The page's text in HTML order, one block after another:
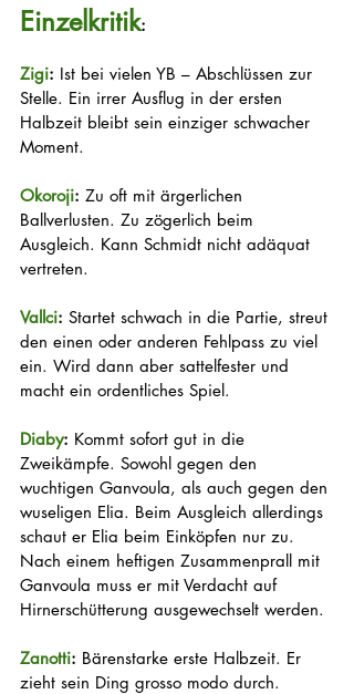
Einzelkritik:
Zigi: Ist bei vielen YB – Abschlüssen zur
Stelle. Ein irrer Ausflug in der ersten
Halbzeit bleibt sein einziger schwacher
Moment.
Okoroji: Zu oft mit ärgerlichen
Ballverlusten. Zu zögerlich beim
Ausgleich. Kann Schmidt nicht adäquat
vertreten.
Vallci: Startet schwach in die Partie, streut
den einen oder anderen Fehlpass zu viel
ein. Wird dann aber sattelfester und
macht ein ordentliches Spiel.
Diaby: Kommt sofort gut in die
Zweikämpfe. Sowohl gegen den
wuchtigen Ganvoula, als auch gegen den
wuseligen Elia. Beim Ausgleich allerdings
schaut er Elia beim Einköpfen nur zu.
Nach einem heftigen Zusammenprall mit
Ganvoula muss er mit Verdacht auf
Hirnerschütterung ausgewechselt werden.
Zanotti: Bärenstarke erste Halbzeit. Er
zieht sein Ding grosso modo durch.